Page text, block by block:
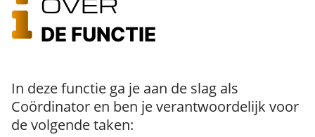
DE FUNCTIE
In deze functie ga je aan de slag als
Coördinator en ben je verantwoordelijk voor
de volgende taken: